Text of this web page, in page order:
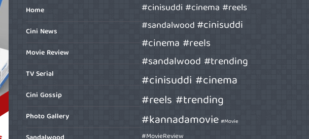
Home
Cini News
Movie Review
TV Serial
Cini Gossip
Photo Gallery
#cinisuddi #cinema #reels
#sandalwood#cinisuddi
#cinema #reels
#sandalwood #trending
#cinisuddi #cinema
#reels #trending
#kannadamovie #Movie